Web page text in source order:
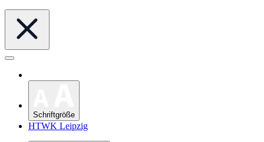
Schriftgröße
HTWK Leipzig